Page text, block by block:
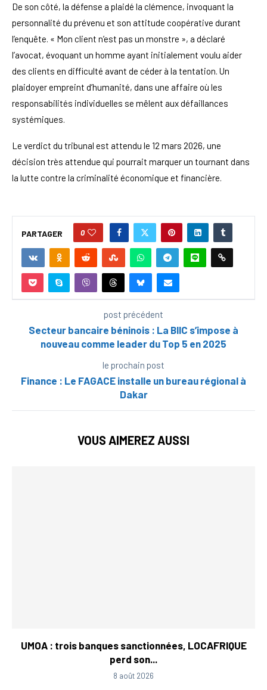
De son côté, la défense a plaidé la clémence, invoquant la
personnalité du prévenu et son attitude coopérative durant
l’enquête. « Mon client n’est pas un monstre », a déclaré
l’avocat, évoquant un homme ayant initialement voulu aider
des clients en difficulté avant de céder à la tentation. Un
plaidoyer empreint d’humanité, dans une affaire où les
responsabilités individuelles se mêlent aux défaillances
systémiques.
Le verdict du tribunal est attendu le 12 mars 2026, une
décision très attendue qui pourrait marquer un tournant dans
la lutte contre la criminalité économique et financière.
PARTAGER 0
post précédent
Secteur bancaire béninois : La BIIC s’impose à
nouveau comme leader du Top 5 en 2025
le prochain post
Finance : Le FAGACE installe un bureau régional à
Dakar
VOUS AIMEREZ AUSSI
UMOA : trois banques sanctionnées, LOCAFRIQUE
perd son...
8 août 2026